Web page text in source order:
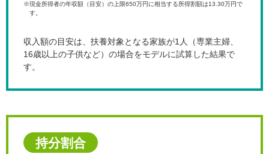
※現金所得者の年収額（目安）の上限650万円に相当する所得割額は13.30万円で
す。
収入額の目安は、扶養対象となる家族が1人（専業主婦、
16歳以上の子供など）の場合をモデルに試算した結果で
す。
持分割合